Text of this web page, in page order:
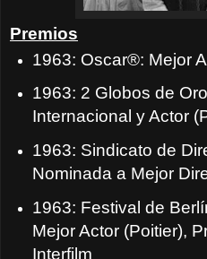
Premios
1963: Oscar®: Mejor
1963: 2 Globos de
Internacional y Actor
1963: Sindicato de
Nominada a Mejor
1963: Festival de
Mejor Actor (Poitier),
Interfilm